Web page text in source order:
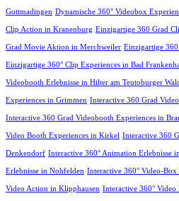
Gottmadingen Dynamische 360° Videobox
Clip Action in Kranenburg Einzigartige 360 Grad
Grad Movie Aktion in Merchweiler Einzigartige
Einzigartige 360° Clip Experiences in Bad
Videobooth Erlebnisse in Hilter am Teutoburger
Experiences in Grimmen Interactive 360 Grad
Interactive 360 Grad Videobooth Experiences in
Video Booth Experiences in Kirkel Interactive 360
Denkendorf Interactive 360° Animation Erlebnisse
Erlebnisse in Nohfelden Interactive 360° Video-Box
Video Action in Klipphausen Interactive 360°